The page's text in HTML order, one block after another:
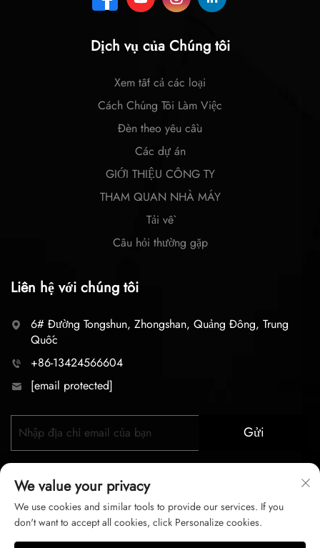
Dịch vụ của Chúng tôi
Xem tất cả các loại
Cách Chúng Tôi Làm Việc
Đèn theo yêu cầu
Các dự án
GIỚI THIỆU CÔNG TY
THAM QUAN NHÀ MÁY
Tải về
Câu hỏi thường gặp
Liên hệ với chúng tôi
6# Đường Tongshun, Zhongshan, Quảng Đông, Trung
Quốc
+86-13424566604
[email protected]
Gửi
We value your privacy
We use cookies and similar tools to provide our services. If you
don't want to accept all cookies, click Personalize cookies.